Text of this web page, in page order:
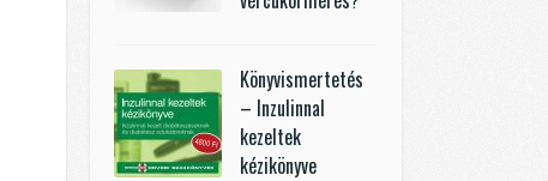
Könyvismertetés
– Inzulinnal
kezeltek
kézikönyve